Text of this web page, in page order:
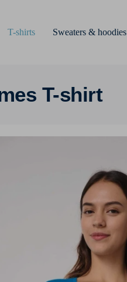
T-shirts Sweaters & hoodies
T-shirt